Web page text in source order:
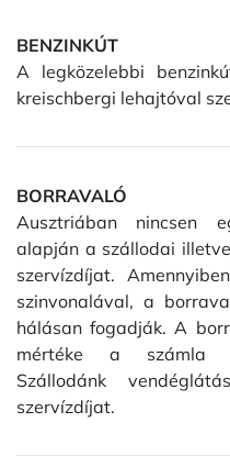
BENZINKÚT
A legközelebbi
kreischbergi lehajtóval
BORRAVALÓ
Ausztriában nincsen
alapján a szállodai
szervízdíjat.
szinvonalával, a
hálásan fogadják. A
mértéke a számla
Szállodánk
szervízdíjat.